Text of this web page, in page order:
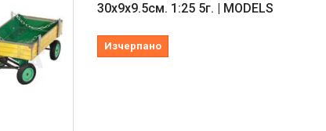
30х9х9.5см. 1:25 5г. | MODELS
Изчерпано